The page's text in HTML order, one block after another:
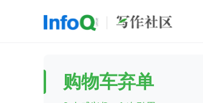
前端 AI 大数据
购物车弃单